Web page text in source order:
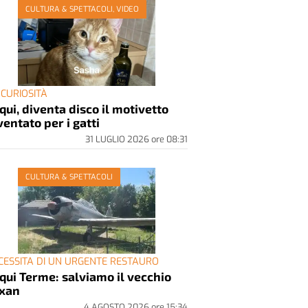
CULTURA & SPETTACOLI, VIDEO
diventa disco il motivetto
per i gatti
31 LUGLIO 2026ore 08:31
CULTURA & SPETTACOLI
DI UN URGENTE RESTAURO
Terme: salviamo il vecchio